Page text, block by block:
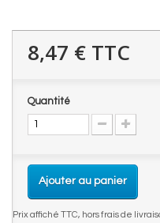
8,47 € TTC
Quantité
Ajouter au panier
Prix affiché TTC, hors frais de